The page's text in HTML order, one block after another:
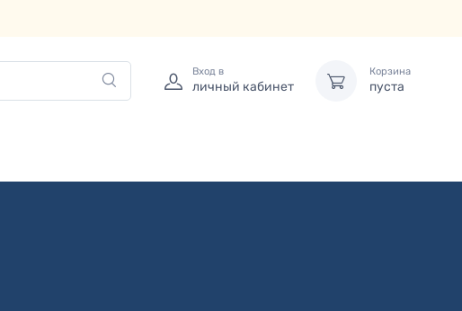
Вход в
личный кабинет
Корзина
пуста